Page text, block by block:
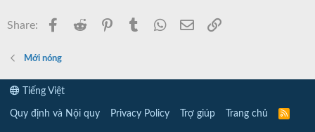
Share: Facebook
Reddit PinterestTumblr WhatsApp
Email
Mới nóng
Tiếng Việt
Quy định và Nội quy Privacy Policy Trợ giúp Trang chủ
R